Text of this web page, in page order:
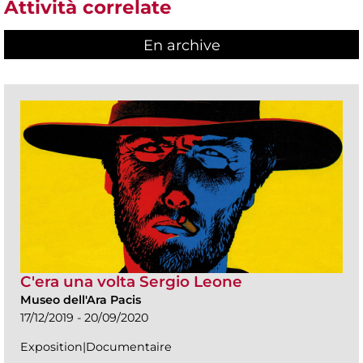
Attività correlate
En archive
C'era una volta Sergio Leone
Museo dell'Ara Pacis
17/12/2019 - 20/09/2020
Exposition|Documentaire